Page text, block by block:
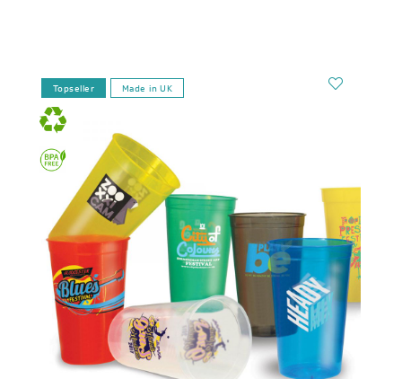
Topseller Made in UK